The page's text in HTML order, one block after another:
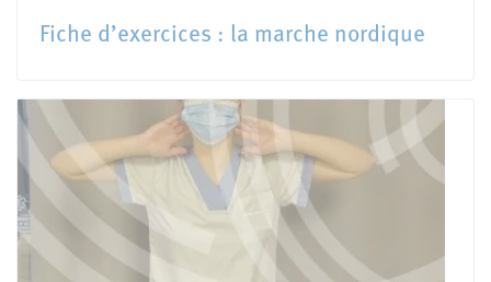
Fiche d’exercices : la marche nordique